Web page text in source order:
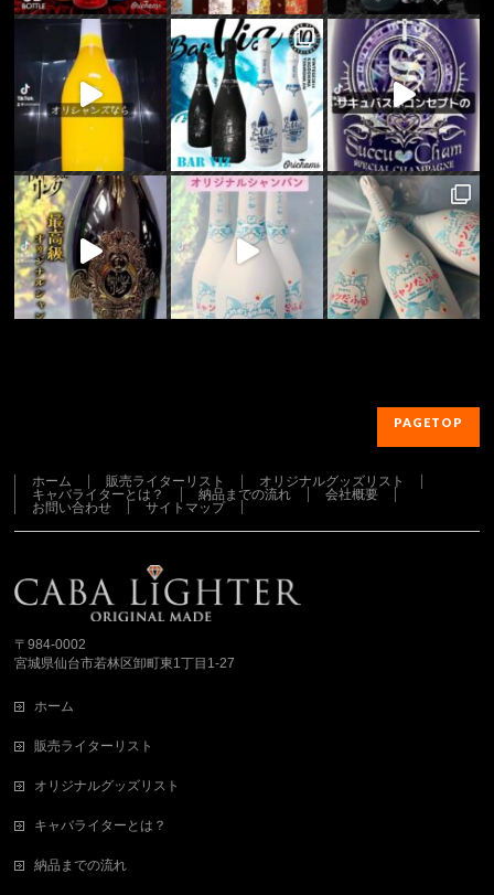
PAGETOP
ホーム 販売ライターリスト
オリジナルグッズリスト
キャバライターとは？
納品までの流れ
会社概要
お問い合わせ
サイトマップ
〒984-0002
宮城県仙台市若林区卸町東1丁目1-27
ホーム
販売ライターリスト
オリジナルグッズリスト
キャバライターとは？
納品までの流れ